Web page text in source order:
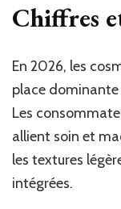
Chiffres
En 2026, les
place dominante
Les
allient soin et
les textures
intégrées.